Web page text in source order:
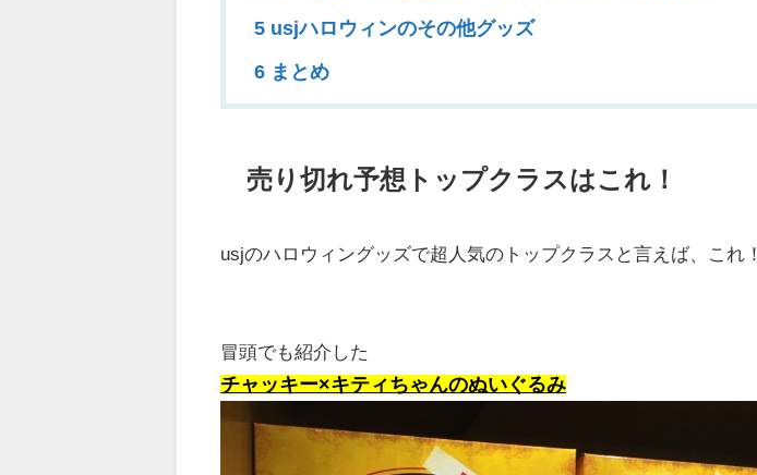
5 usjハロウィンのその他グッズ
6 まとめ
売り切れ予想トップクラスはこれ！
usjのハロウィングッズで超人気のトップクラスと言えば、これ！
冒頭でも紹介した
チャッキー×キティちゃんのぬいぐるみ